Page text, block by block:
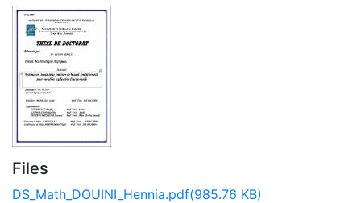
Files
DS_Math_DOUINI_Hennia.pdf(985.76 KB)